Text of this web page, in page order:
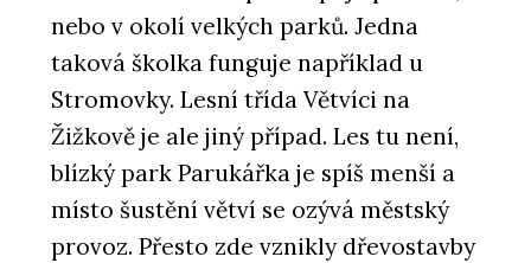
nebo v okolí velkých parků. Jedna
taková školka funguje například u
Stromovky. Lesní třída Větvíci na
Žižkově je ale jiný případ. Les tu není,
blízký park Parukářka je spíš menší a
místo šustění větví se ozývá městský
provoz. Přesto zde vznikly dřevostavby